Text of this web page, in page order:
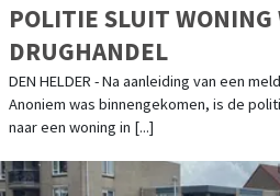
POLITIE SLUIT WONING
DRUGHANDEL
DEN HELDER - Na aanleiding van een
Anoniem was binnengekomen, is de
naar een woning in [...]